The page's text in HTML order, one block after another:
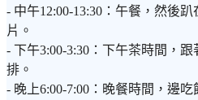
- 中午12:00-13:30：午餐，然後
片。
- 下午3:00-3:30：下午茶時間，
排。
- 晚上6:00-7:00：晚餐時間，邊